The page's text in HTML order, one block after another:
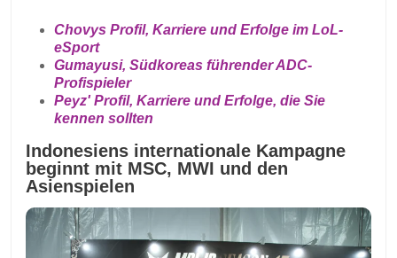
Chovys Profil, Karriere und Erfolge im LoL-
eSport
Gumayusi, Südkoreas führender ADC-
Profispieler
Peyz' Profil, Karriere und Erfolge, die Sie
kennen sollten
Indonesiens internationale Kampagne
beginnt mit MSC, MWI und den
Asienspielen